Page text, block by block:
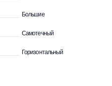
Большие
Самотечный
Горизонтальный